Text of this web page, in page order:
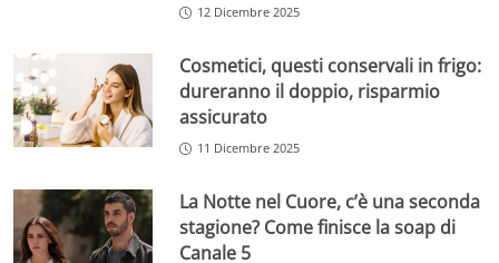
12 Dicembre 2025
Cosmetici, questi conservali in frigo:
dureranno il doppio, risparmio
assicurato
11 Dicembre 2025
La Notte nel Cuore, c’è una seconda
stagione? Come finisce la soap di
Canale 5